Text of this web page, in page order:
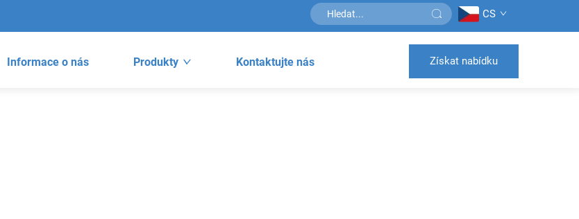
CS
Informace o nás Produkty Kontaktujte nás Získat nabídku